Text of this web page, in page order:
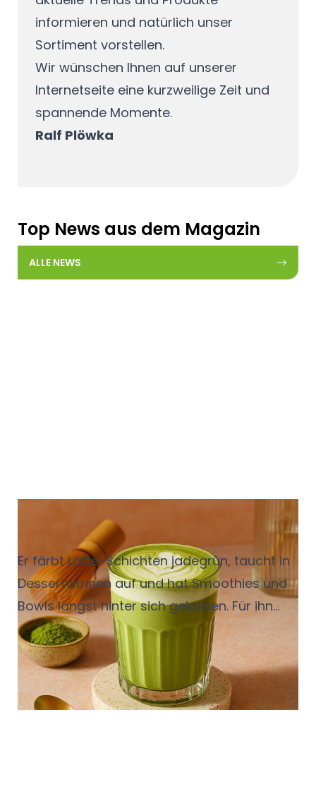
informieren und natürlich unser
Sortiment vorstellen.
Wir wünschen Ihnen auf unserer
Internetseite eine kurzweilige Zeit und
spannende Momente.
Ralf Plöwka
Top News aus dem Magazin
ALLE NEWS
Dauerbrenner
Er färbt Latte-Schichten jadegrün, taucht in
Dessertvitrinen auf und hat Smoothies und
Bowls längst hinter sich gelassen. Für ihn
steht die jüngere Generation gerne mal
Schlange: Matcha ist in der Gastronomie
angekommen – und er bleibt.